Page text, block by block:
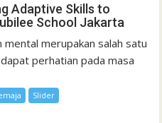
Adaptive Skills to
School Jakarta
merupakan salah satu
perhatian pada masa
Slider